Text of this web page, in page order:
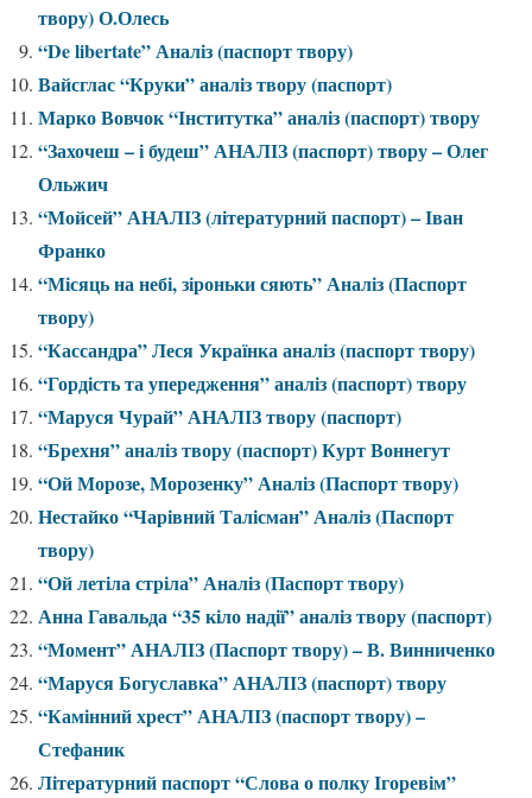
твору) О.Олесь
“De libertate” Аналіз (паспорт твору)
Вайсглас “Круки” аналіз твору (паспорт)
Марко Вовчок “Інститутка” аналіз (паспорт) твору
“Захочеш – і будеш” АНАЛІЗ (паспорт) твору – Олег
Ольжич
“Мойсей” АНАЛІЗ (літературний паспорт) – Іван
Франко
“Місяць на небі, зіроньки сяють” Аналіз (Паспорт
твору)
“Кассандра” Леся Українка аналіз (паспорт твору)
“Гордість та упередження” аналіз (паспорт) твору
“Маруся Чурай” АНАЛІЗ твору (паспорт)
“Брехня” аналіз твору (паспорт) Курт Воннегут
“Ой Морозе, Морозенку” Аналіз (Паспорт твору)
Нестайко “Чарівний Талісман” Аналіз (Паспорт
твору)
“Ой летіла стріла” Аналіз (Паспорт твору)
Анна Гавальда “35 кіло надії” аналіз твору (паспорт)
“Момент” АНАЛІЗ (Паспорт твору) – В. Винниченко
“Маруся Богуславка” АНАЛІЗ (паспорт) твору
“Камінний хрест” АНАЛІЗ (паспорт твору) –
Стефаник
Літературний паспорт “Слова о полку Ігоревім”